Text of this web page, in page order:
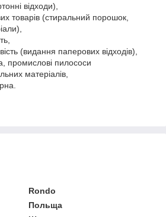
відходи),
товарів (стиральний порошок,
(видання паперових відходів),
промислові пилососи
матеріалів,
Rondo
Польща